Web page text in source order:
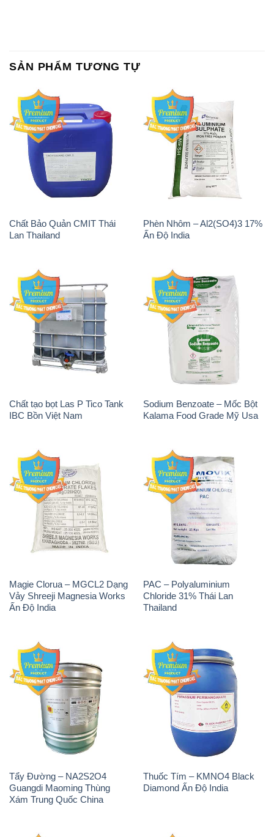
Chất Bảo Quản CMIT Thái
Lan Thailand
Phèn Nhôm – Al2(SO4)3 17%
Ấn Độ India
Chất tạo bọt Las P Tico Tank
IBC Bồn Việt Nam
Sodium Benzoate – Mốc Bột
Kalama Food Grade Mỹ Usa
Magie Clorua – MGCL2 Dạng
Vảy Shreeji Magnesia Works
Ấn Độ India
PAC – Polyaluminium
Chloride 31% Thái Lan
Thailand
Tẩy Đường – NA2S2O4
Guangdi Maoming Thùng
Xám Trung Quốc China
Thuốc Tím – KMNO4 Black
Diamond Ấn Độ India